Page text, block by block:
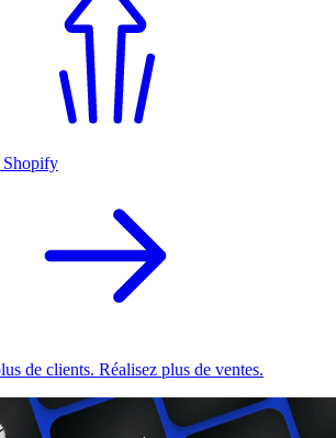
Shopify
de clients. Réalisez plus de ventes.